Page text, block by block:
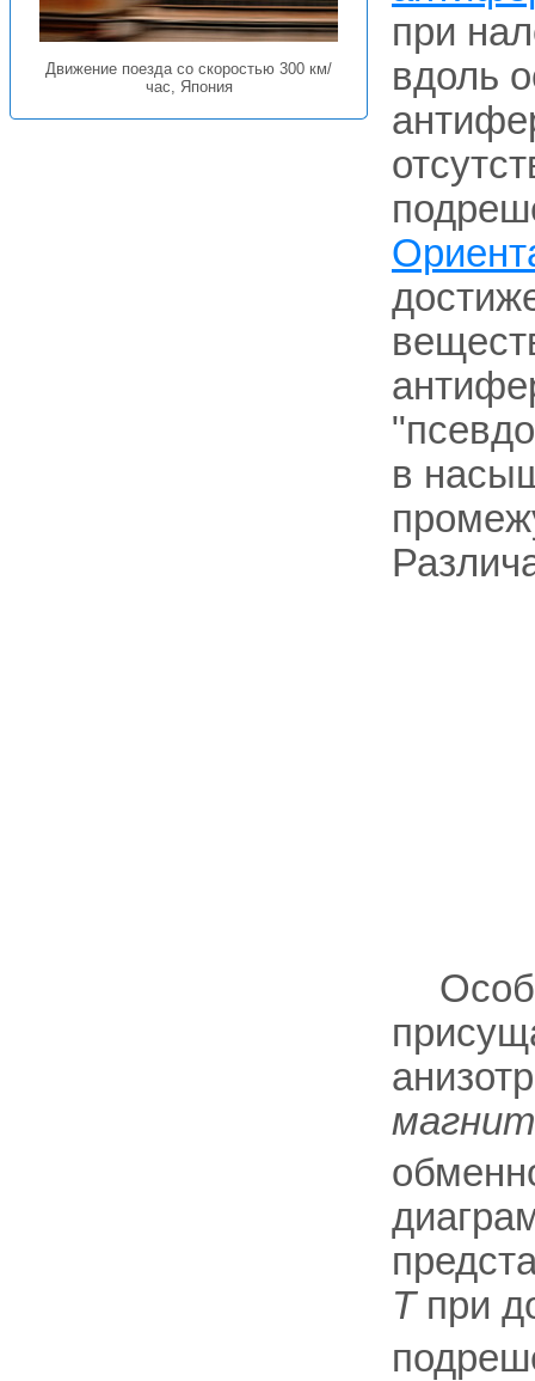
Движение поезда со скоростью 300 км/
час, Япония
при
вдоль
в
Tпри